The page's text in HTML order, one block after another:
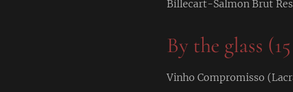
Billecart-Salmon Brut
By the glass
Vinho Compromisso